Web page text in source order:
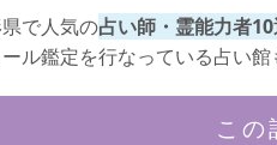
で人気の占い師・霊能力者
ル鑑定を行なっている占い
この